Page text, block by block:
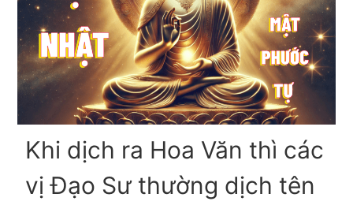
Khi dịch ra Hoa Văn thì các
vị Đạo Sư thường dịch tên